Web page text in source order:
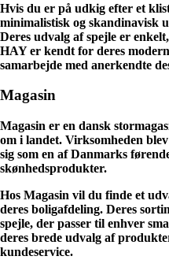
Hvis du er på udkig efter et
minimalistisk og skandinavisk
Deres udvalg af spejle er
HAY er kendt for deres
samarbejde med anerkendte
Magasin
Magasin er en dansk
om i landet. Virksomheden
sig som en af Danmarks
skønhedsprodukter.
Hos Magasin vil du finde et
deres boligafdeling. Deres
spejle, der passer til enhver
deres brede udvalg af
kundeservice.